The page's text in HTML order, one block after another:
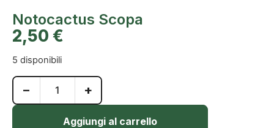
Notocactus Scopa
2,50 €
5 disponibili
− +
Aggiungi al carrello